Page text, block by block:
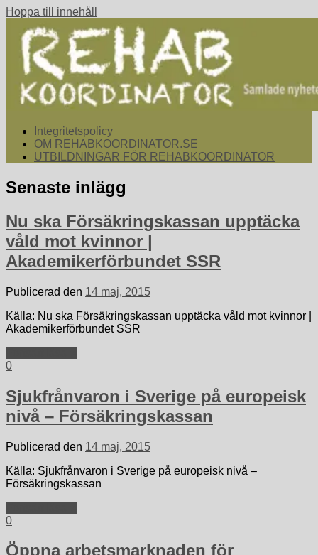
Hoppa till innehåll
rehabkoordinator.se
Samlade nyheter för dig som arbetar med att koordinera och
samordna rehabiliterande åtgärder för återgång i arbete.
Integritetspolicy
OM REHABKOORDINATOR.SE
UTBILDNINGAR FÖR REHABKOORDINATOR
Senaste inlägg
Nu ska Försäkringskassan upptäcka
våld mot kvinnor |
Akademikerförbundet SSR
Publicerad den 14 maj, 2015
Källa: Nu ska Försäkringskassan upptäcka våld mot kvinnor |
Akademikerförbundet SSR
0
Sjukfrånvaron i Sverige på europeisk
nivå – Försäkringskassan
Publicerad den 14 maj, 2015
Källa: Sjukfrånvaron i Sverige på europeisk nivå –
Försäkringskassan
0
Öppna arbetsmarknaden för